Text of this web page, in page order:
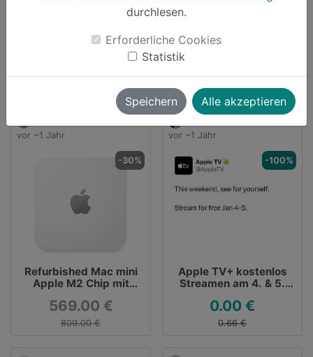
durchlesen.
Erforderliche Cookies
Statistik
Speichern Alle akzeptieren
12 Angebote
Direkt zum Anbieter
vor ~1 Jahr
-30%
Refurbished Mac mini
Apple M2 Chip mit
GPU - Apple (DE)
569.00 €
809.00 €
vor ~1 Jahr
-100%
Apple TV+ kostenlos
Streamen am 4. & 5.
0.00 €
0.66 €